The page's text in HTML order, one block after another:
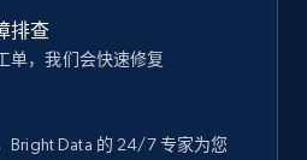
排查
单，我们会快速修复
Bright Data 的 24/7 专家为您